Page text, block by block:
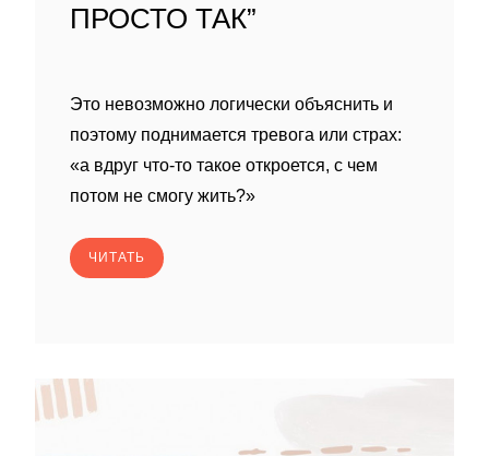
ПРОСТО ТАК”
Это невозможно логически объяснить и
поэтому поднимается тревога или страх:
«а вдруг что-то такое откроется, с чем
потом не смогу жить?»
ЧИТАТЬ